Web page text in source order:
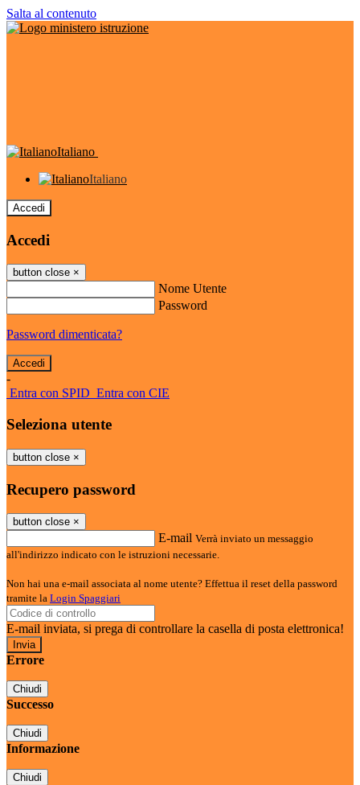
Salta al contenuto
Italiano
Italiano
Accedi
Accedi
button close ×
Nome Utente
Password
Password dimenticata?
-
Entra con SPID Entra con CIE
Seleziona utente
button close ×
Recupero password
button close ×
E-mail Verrà inviato un messaggio
all'indirizzo indicato con le istruzioni necessarie.
Non hai una e-mail associata al nome utente? Effettua il reset della password
tramite la Login Spaggiari
E-mail inviata, si prega di controllare la casella di posta elettronica!
Errore
Chiudi
Successo
Chiudi
Informazione
Chiudi